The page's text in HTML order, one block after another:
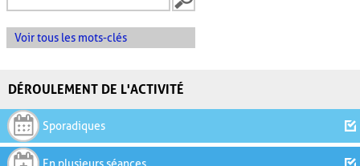
Voir tous les mots-clés
DÉROULEMENT DE L'ACTIVITÉ
Sporadiques